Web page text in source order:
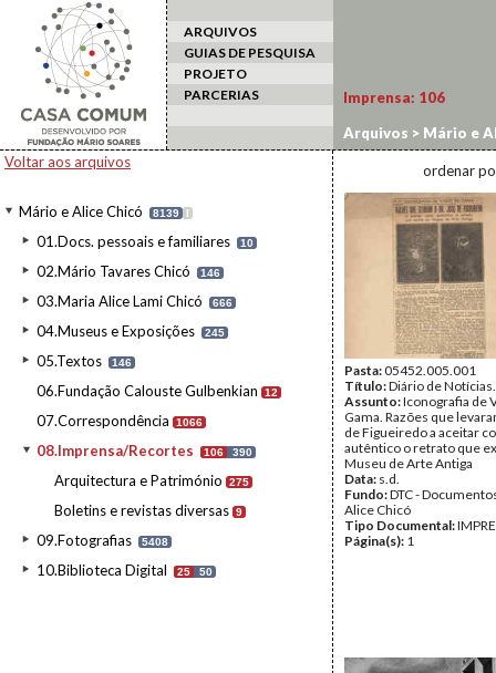
ARQUIVOS
GUIAS DE PESQUISA
PROJETO
PARCERIAS
Voltar aos arquivos
Mário e Alice Chicó 8139 I
01.Docs. pessoais e familiares 10
02.Mário Tavares Chicó 146
03.Maria Alice Lami Chicó 666
04.Museus e Exposições 245
05.Textos 146
06.Fundação Calouste Gulbenkian 12
07.Correspondência 1066
08.Imprensa/Recortes 106 390
Arquitectura e Património 275
Boletins e revistas diversas 9
09.Fotografias 5408
10.Biblioteca Digital 25 50
Imprensa: 106
Arquivos > Mário e
ordenar
Pasta:05452.005.001
Título:Diário de Notícias.
Assunto:Iconografia de
Gama. Razões que
de Figueiredo a aceitar
autêntico o retrato que
Museu de Arte Antiga
Data: s.d.
Fundo:DTC -
Alice Chicó
Tipo Documental:
Página(s): 1